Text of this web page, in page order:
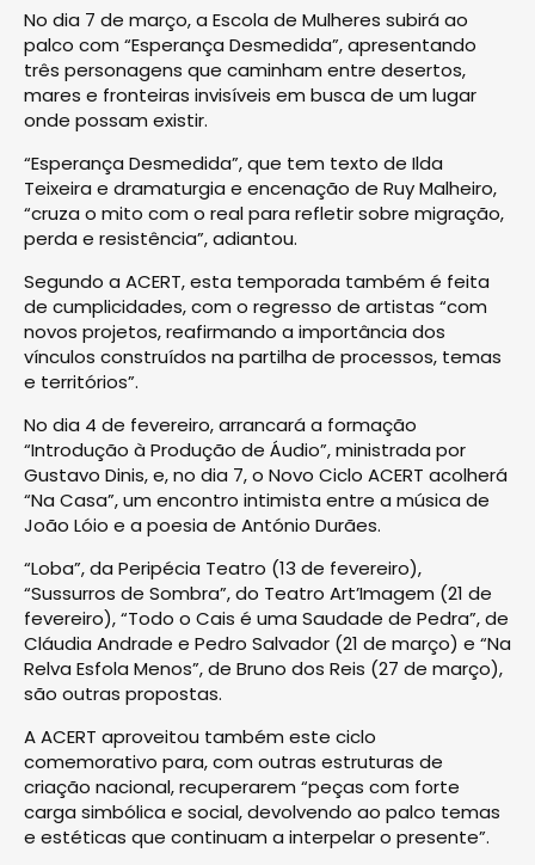
No dia 7 de março, a Escola de Mulheres subirá ao
palco com “Esperança Desmedida”, apresentando
três personagens que caminham entre desertos,
mares e fronteiras invisíveis em busca de um lugar
onde possam existir.
“Esperança Desmedida”, que tem texto de Ilda
Teixeira e dramaturgia e encenação de Ruy Malheiro,
“cruza o mito com o real para refletir sobre migração,
perda e resistência”, adiantou.
Segundo a ACERT, esta temporada também é feita
de cumplicidades, com o regresso de artistas “com
novos projetos, reafirmando a importância dos
vínculos construídos na partilha de processos, temas
e territórios”.
No dia 4 de fevereiro, arrancará a formação
“Introdução à Produção de Áudio”, ministrada por
Gustavo Dinis, e, no dia 7, o Novo Ciclo ACERT acolherá
“Na Casa”, um encontro intimista entre a música de
João Lóio e a poesia de António Durães.
“Loba”, da Peripécia Teatro (13 de fevereiro),
“Sussurros de Sombra”, do Teatro Art’Imagem (21 de
fevereiro), “Todo o Cais é uma Saudade de Pedra”, de
Cláudia Andrade e Pedro Salvador (21 de março) e “Na
Relva Esfola Menos”, de Bruno dos Reis (27 de março),
são outras propostas.
A ACERT aproveitou também este ciclo
comemorativo para, com outras estruturas de
criação nacional, recuperarem “peças com forte
carga simbólica e social, devolvendo ao palco temas
e estéticas que continuam a interpelar o presente”.